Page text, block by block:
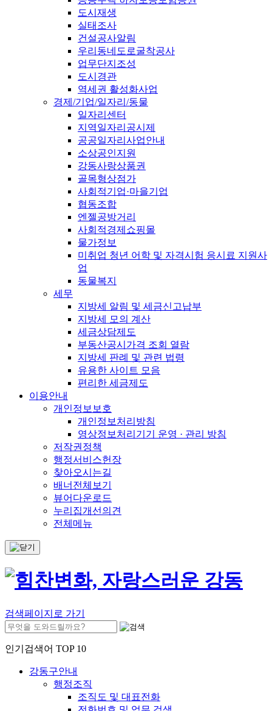
도시재생
실태조사
건설공사알림
우리동네도로굴착공사
업무단지조성
도시경관
역세권 활성화사업
경제/기업/일자리/동물
일자리센터
지역일자리공시제
공공일자리사업안내
소상공인지원
강동사랑상품권
골목형상점가
사회적기업·마을기업
협동조합
엔젤공방거리
사회적경제쇼핑몰
물가정보
미취업 청년 어학 및 자격시험 응시료 지원사
업
동물복지
세무
지방세 알림 및 세금신고납부
지방세 모의 계산
세금상담제도
부동산공시가격 조회 열람
지방세 판례 및 관련 법령
유용한 사이트 모음
편리한 세금제도
이용안내
개인정보보호
개인정보처리방침
영상정보처리기기 운영 · 관리 방침
저작권정책
행정서비스헌장
찾아오시는길
배너전체보기
뷰어다운로드
누리집개선의견
전체메뉴
검색페이지로 가기
인기검색어 TOP 10
강동구안내
행정조직
조직도 및 대표전화